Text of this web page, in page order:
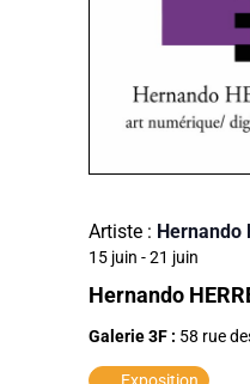
15 juin -21 juin
Hernando
Galerie 3F : 58 rue
Artiste : Hernando